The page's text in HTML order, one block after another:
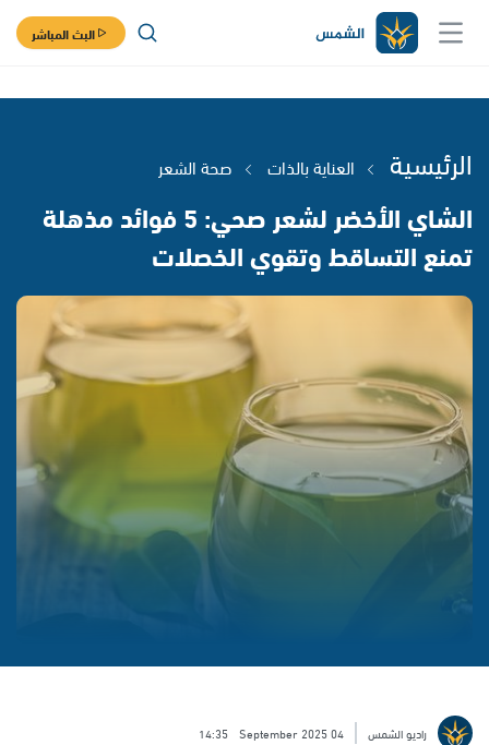
البث المباشر
الرئيسية العناية بالذات صحة الشعر
الشاي الأخضر لشعر صحي: 5 فوائد مذهلة
تمنع التساقط وتقوي الخصلات
راديو الشمس 04 September 2025
14:35